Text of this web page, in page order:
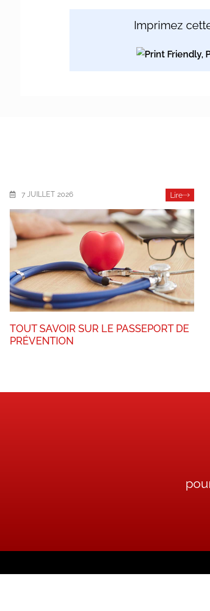
Imprimez
7 JUILLET 2026 Lire
TOUT SAVOIR SUR LE PASSEPORT DE
PRÉVENTION